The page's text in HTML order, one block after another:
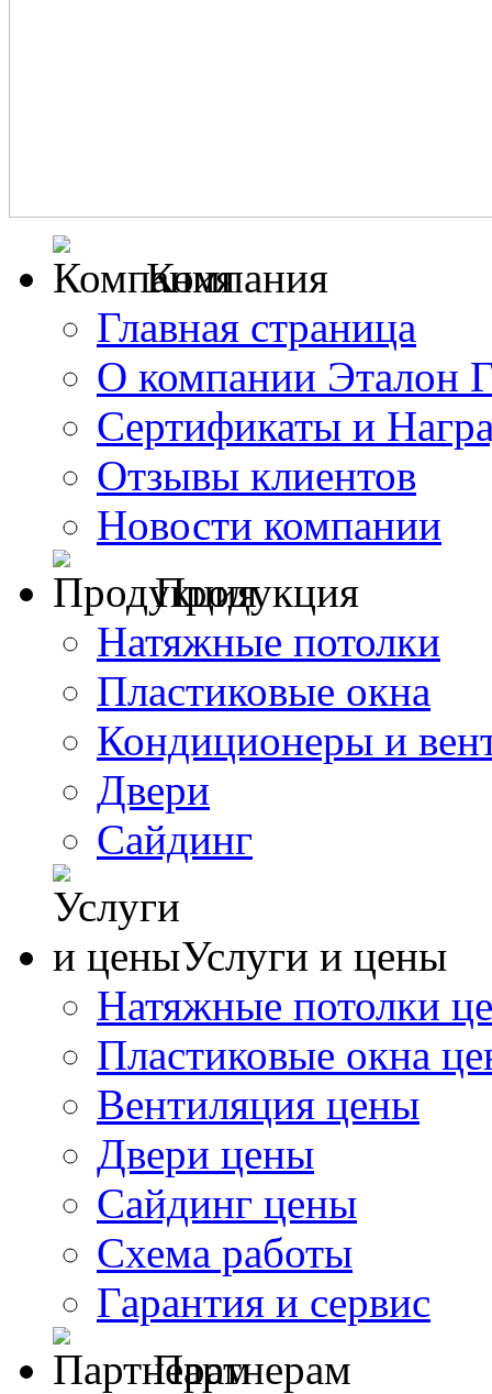
Компания
Главная страница
О компании Эталон
Сертификаты и
Отзывы клиентов
Новости компании
Продукция
Натяжные потолки
Пластиковые окна
Кондиционеры и
Двери
Сайдинг
Услуги и цены
Натяжные потолки
Пластиковые окна
Вентиляция цены
Двери цены
Сайдинг цены
Схема работы
Гарантия и сервис
Партнерам